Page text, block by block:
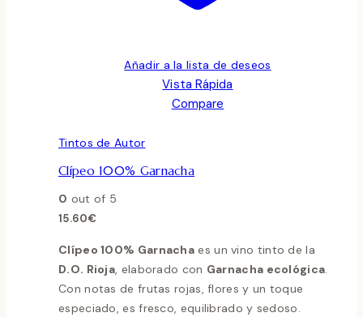
Añadir a la lista de deseos
Vista Rápida
Compare
Tintos de Autor
Clípeo 100% Garnacha
0 out of 5
15.60€
Clípeo 100% Garnacha es un vino tinto de la
D.O. Rioja, elaborado con Garnacha ecológica.
Con notas de frutas rojas, flores y un toque
especiado, es fresco, equilibrado y sedoso.